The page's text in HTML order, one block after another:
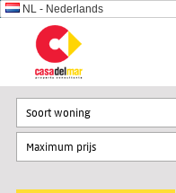
NL - Nederlands
Soort woning